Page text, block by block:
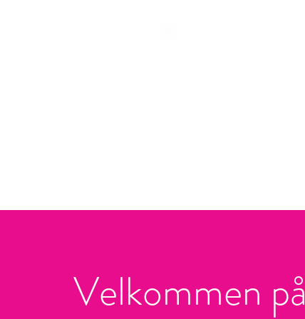
Velkommen på